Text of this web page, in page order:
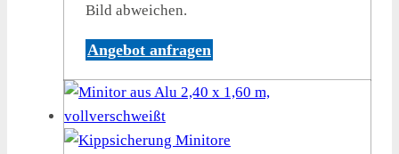
Bild abweichen.
Angebot anfragen